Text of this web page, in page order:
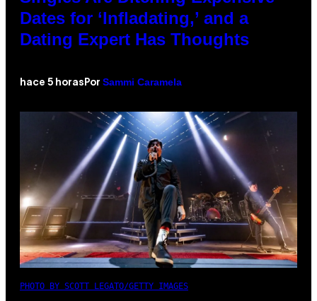
Dates for ‘Infladating,’ and a
Dating Expert Has Thoughts
hace 5 horas Por Sammi Caramela
PHOTO BY SCOTT LEGATO/GETTY IMAGES